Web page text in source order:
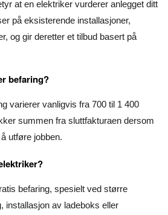
at en elektriker vurderer anlegget ditt
på eksisterende installasjoner,
og gir deretter et tilbud basert på
befaring?
varierer vanligvis fra 700 til 1 400
summen fra sluttfakturaen dersom
utføre jobben.
befaring, spesielt ved større
installasjon av ladeboks eller